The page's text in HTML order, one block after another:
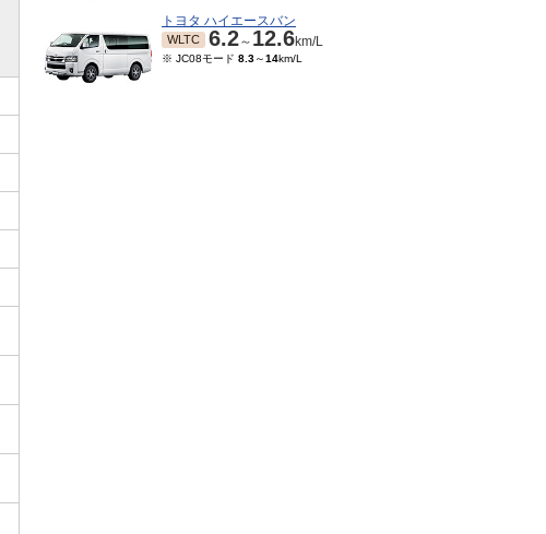
トヨタ ハイエースバン
WLTC 6.2～ 12.6km/L
※ JC08モード 8.3～14km/L